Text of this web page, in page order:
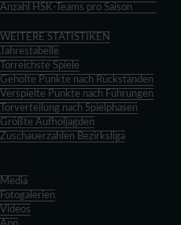
Anzahl HSK-Teams pro Saison
WEITERE STATISTIKEN
Jahrestabelle
Torreichste Spiele
Geholte Punkte nach Rückständen
Verspielte Punkte nach Führungen
Torverteilung nach Spielphasen
Größte Aufholjagden
Zuschauerzahlen Bezirksliga
Media
Fotogalerien
Videos